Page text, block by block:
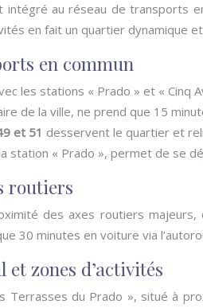
au réseau de transports
en fait un quartier dynamique
en commun
les stations « Prado » et « Cinq
de la ville, ne prend que 15
et 51 desservent le quartier et
station « Prado », permet de se
routiers
des axes routiers majeurs,
30 minutes en voiture via
zones d’activités
Terrasses du Prado », situé à